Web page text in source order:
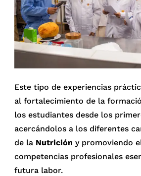
Este tipo de experiencias
al fortalecimiento de la
los estudiantes desde los
acercándolos a los diferentes
de la Nutrición y promoviendo
competencias profesionales
futura labor.